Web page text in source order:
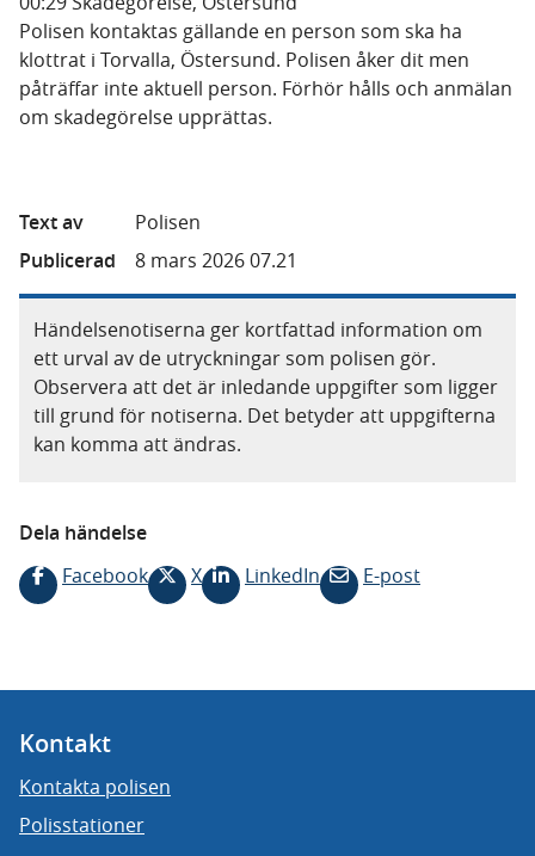
Polisen kontaktas gällande en person som ska ha
klottrat i Torvalla, Östersund. Polisen åker dit men
påträffar inte aktuell person. Förhör hålls och anmälan
om skadegörelse upprättas.
Text av
Polisen
Publicerad
8 mars 2026 07.21
Händelsenotiserna ger kortfattad information om
ett urval av de utryckningar som polisen gör.
Observera att det är inledande uppgifter som ligger
till grund för notiserna. Det betyder att uppgifterna
kan komma att ändras.
Dela händelse
Facebook
X LinkedIn E-post
Kontakt
Kontakta polisen
Polisstationer